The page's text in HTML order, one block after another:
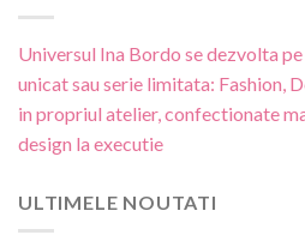
Universul Ina Bordo se dezvolta
unicat sau serie limitata: Fashion,
in propriul atelier, confectionate
design la executie
ULTIMELE NOUTATI